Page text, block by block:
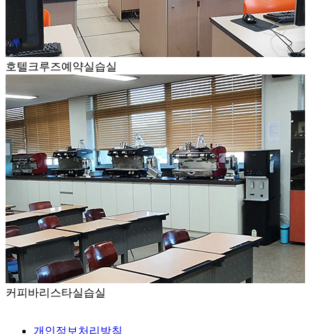
호텔크루즈예약실습실
커피바리스타실습실
개인정보처리방침